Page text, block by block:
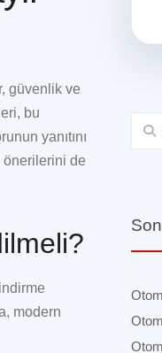
güvenlik ve
bu
yanıtını
önerilerini de
modern